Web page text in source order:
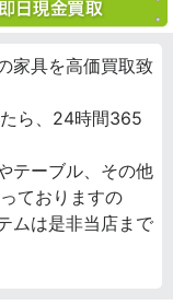
家具を高価買取致
ら、24時間365
テーブル、その他
ておりますの
ムは是非当店まで